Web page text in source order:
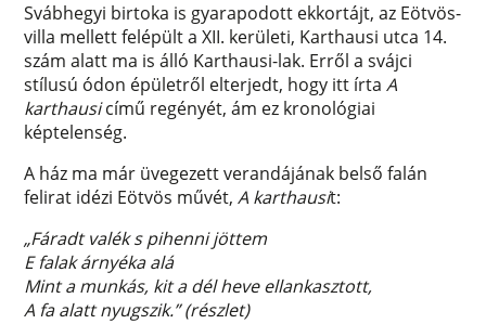
Svábhegyi birtoka is gyarapodott ekkortájt, az Eötvös-
villa mellett felépült a XII. kerületi, Karthausi utca 14.
szám alatt ma is álló Karthausi-lak. Erről a svájci
stílusú ódon épületről elterjedt, hogy itt írtaA
karthausicímű regényét, ám ez kronológiai
képtelenség.
A ház ma már üvegezett verandájának belső falán
felirat idézi Eötvös művét,A karthausit:
„Fáradt valék s pihenni jöttem
E falak árnyéka alá
Mint a munkás, kit a dél heve ellankasztott,
A fa alatt nyugszik.” (részlet)